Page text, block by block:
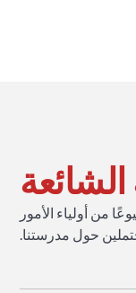
الشائعة
من أولياء الأمور
حول مدرستنا.